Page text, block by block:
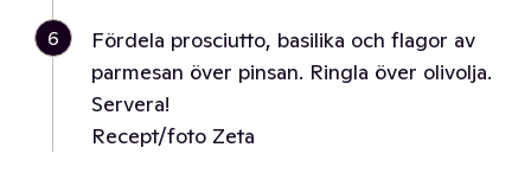
6
Fördela prosciutto, basilika och flagor av
parmesan över pinsan. Ringla över olivolja.
Servera!
Recept/foto Zeta